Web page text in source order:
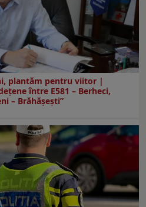
plantăm pentru viitor |
între E581 – Berheci,
– Brăhășești”